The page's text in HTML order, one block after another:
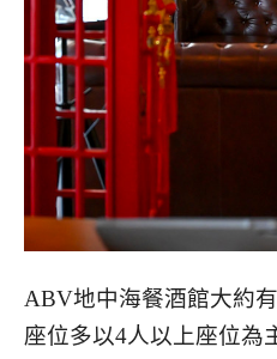
ABV地中海餐酒館大約
座位多以4人以上座位為